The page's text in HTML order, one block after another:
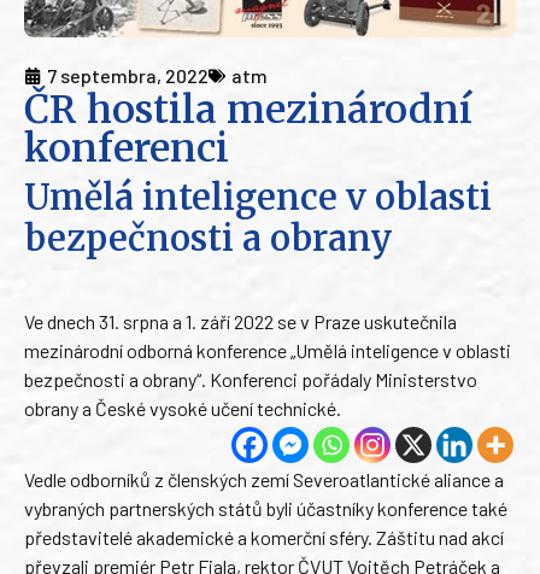
7 septembra, 2022 atm
ČR hostila mezinárodní
konferenci
Umělá inteligence v oblasti
bezpečnosti a obrany
Ve dnech 31. srpna a 1. září 2022 se v Praze uskutečnila
mezinárodní odborná konference „Umělá inteligence v oblasti
bezpečnosti a obrany“. Konferenci pořádaly Ministerstvo
obrany a České vysoké učení technické.
Vedle odborníků z členských zemí Severoatlantické aliance a
vybraných partnerských států byli účastníky konference také
představitelé akademické a komerční sféry. Záštitu nad akcí
převzali premiér Petr Fiala, rektor ČVUT Vojtěch Petráček a